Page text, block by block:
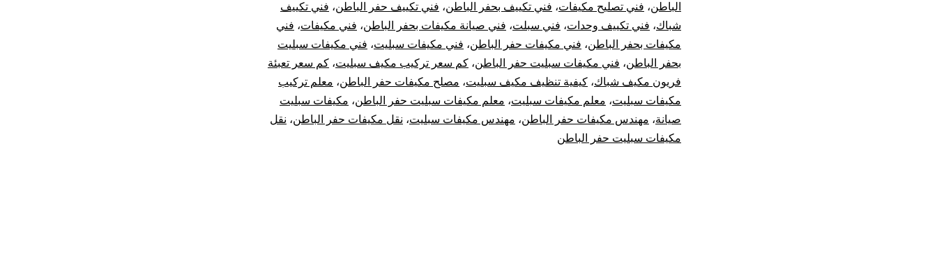
الباطن، فني تصليح مكيفات، فني تكييف بحفر الباطن، فني تكييف حفر الباطن، فني تكييف
شباك، فني تكييف وحدات، فني سبلت، فني صيانة مكيفات بحفر الباطن، فني مكيفات، فني
مكيفات بحفر الباطن، فني مكيفات حفر الباطن، فني مكيفات سبليت، فني مكيفات سبليت
بحفر الباطن، فني مكيفات سبليت حفر الباطن، كم سعر تركيب مكيف سبليت، كم سعر تعبئة
فريون مكيف شباك، كيفية تنظيف مكيف سبليت، مصلح مكيفات حفر الباطن، معلم تركيب
مكيفات سبليت، معلم مكيفات سبليت، معلم مكيفات سبليت حفر الباطن، مكيفات سبليت
صيانة، مهندس مكيفات حفر الباطن، مهندس مكيفات سبليت، نقل مكيفات حفر الباطن، نقل
مكيفات سبليت حفر الباطن